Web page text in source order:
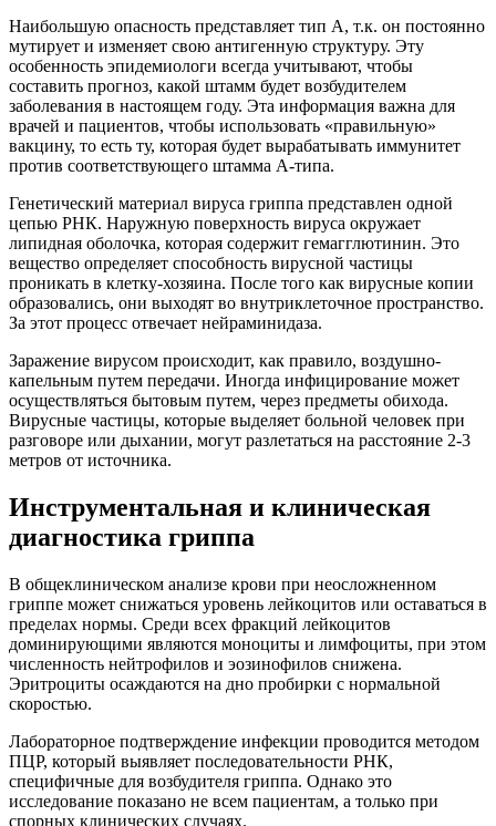
Наибольшую опасность представляет тип А, т.к. он постоянно
мутирует и изменяет свою антигенную структуру. Эту
особенность эпидемиологи всегда учитывают, чтобы
составить прогноз, какой штамм будет возбудителем
заболевания в настоящем году. Эта информация важна для
врачей и пациентов, чтобы использовать «правильную»
вакцину, то есть ту, которая будет вырабатывать иммунитет
против соответствующего штамма А-типа.
Генетический материал вируса гриппа представлен одной
цепью РНК. Наружную поверхность вируса окружает
липидная оболочка, которая содержит гемагглютинин. Это
вещество определяет способность вирусной частицы
проникать в клетку-хозяина. После того как вирусные копии
образовались, они выходят во внутриклеточное пространство.
За этот процесс отвечает нейраминидаза.
Заражение вирусом происходит, как правило, воздушно-
капельным путем передачи. Иногда инфицирование может
осуществляться бытовым путем, через предметы обихода.
Вирусные частицы, которые выделяет больной человек при
разговоре или дыхании, могут разлетаться на расстояние 2-3
метров от источника.
Инструментальная и клиническая
диагностика гриппа
В общеклиническом анализе крови при неосложненном
гриппе может снижаться уровень лейкоцитов или оставаться в
пределах нормы. Среди всех фракций лейкоцитов
доминирующими являются моноциты и лимфоциты, при этом
численность нейтрофилов и эозинофилов снижена.
Эритроциты осаждаются на дно пробирки с нормальной
скоростью.
Лабораторное подтверждение инфекции проводится методом
ПЦР, который выявляет последовательности РНК,
специфичные для возбудителя гриппа. Однако это
исследование показано не всем пациентам, а только при
спорных клинических случаях.